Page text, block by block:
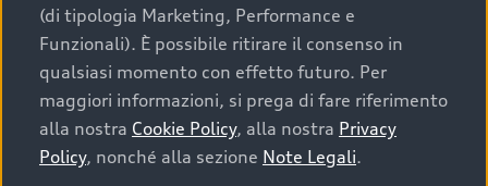
Cosa sapere prima di
acquistare la tua prossima
auto
(di tipologia Marketing, Performance e
Funzionali). È possibile ritirare il consenso in
qualsiasi momento con effetto futuro. Per
maggiori informazioni, si prega di fare riferimento
alla nostra Cookie Policy, alla nostra Privacy
Policy, nonché alla sezione Note Legali.